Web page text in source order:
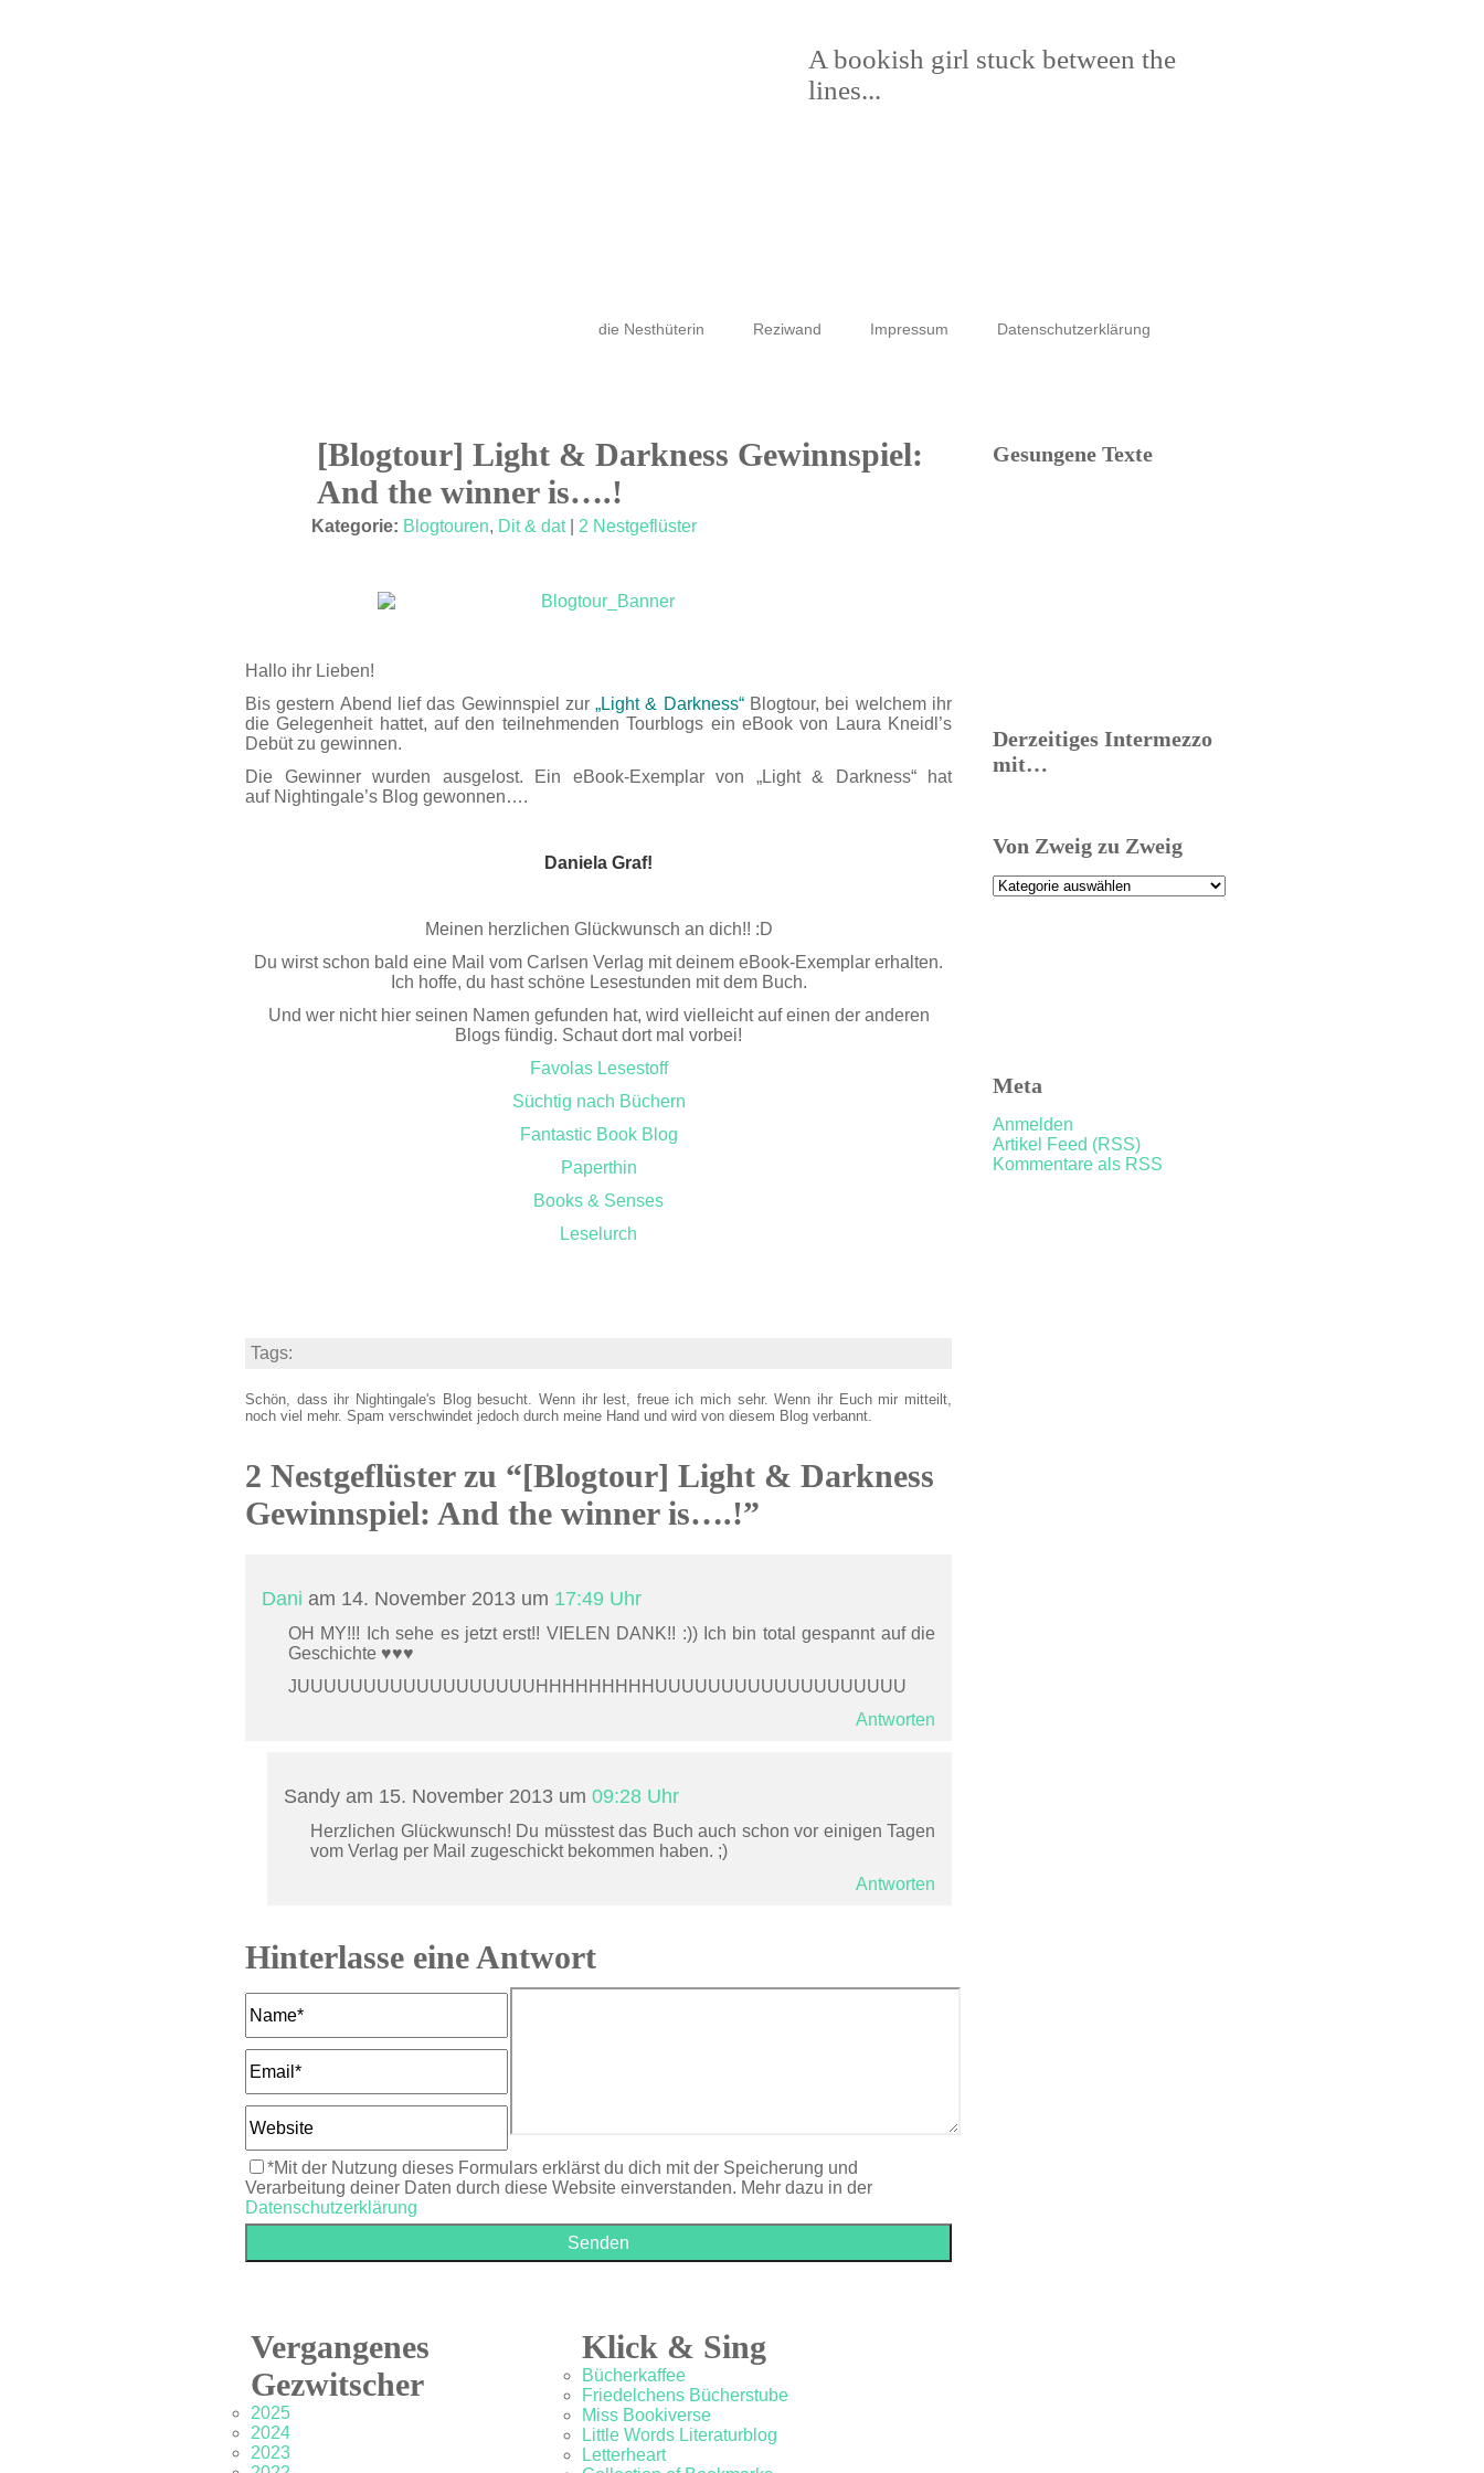
A bookish girl stuck between the
lines...
die Nesthüterin Reziwand Impressum Datenschutzerklärung
[Blogtour] Light & Darkness Gewinnspiel:
And the winner is….!
Kategorie: Blogtouren, Dit & dat| 2 Nestgeflüster
Hallo ihr Lieben!
Bis gestern Abend lief das Gewinnspiel zur„Light & Darkness“Blogtour, bei welchem ihr
die Gelegenheit hattet, auf den teilnehmenden Tourblogs ein eBook von Laura Kneidl’s
Debüt zu gewinnen.
Die Gewinner wurden ausgelost. Ein eBook-Exemplar von „Light & Darkness“ hat
auf Nightingale’s Blog gewonnen….
Daniela Graf!
Meinen herzlichen Glückwunsch an dich!! :D
Du wirst schon bald eine Mail vom Carlsen Verlag mit deinem eBook-Exemplar erhalten.
Ich hoffe, du hast schöne Lesestunden mit dem Buch.
Und wer nicht hier seinen Namen gefunden hat, wird vielleicht auf einen der anderen
Blogs fündig. Schaut dort mal vorbei!
Favolas Lesestoff
Süchtig nach Büchern
Fantastic Book Blog
Paperthin
Books & Senses
Leselurch
Tags:
Schön, dass ihr Nightingale's Blog besucht. Wenn ihr lest, freue ich mich sehr. Wenn ihr Euch mir mitteilt,
noch viel mehr. Spam verschwindet jedoch durch meine Hand und wird von diesem Blog verbannt.
2 Nestgeflüster zu “[Blogtour] Light & Darkness
Gewinnspiel: And the winner is….!”
Dani am 14. November 2013 um 17:49 Uhr
OH MY!!! Ich sehe es jetzt erst!! VIELEN DANK!! :)) Ich bin total gespannt auf die
Geschichte ♥♥♥
JUUUUUUUUUUUUUUUUUUHHHHHHHHHUUUUUUUUUUUUUUUUUUU
Antworten
Sandy am 15. November 2013 um 09:28 Uhr
Herzlichen Glückwunsch! Du müsstest das Buch auch schon vor einigen Tagen
vom Verlag per Mail zugeschickt bekommen haben. ;)
Antworten
Hinterlasse eine Antwort
*Mit der Nutzung dieses Formulars erklärst du dich mit der Speicherung und
Verarbeitung deiner Daten durch diese Website einverstanden. Mehr dazu in der
Datenschutzerklärung
Gesungene Texte
Derzeitiges Intermezzo
mit…
Von Zweig zu Zweig
Von
Meta
Anmelden
Artikel Feed (RSS)
Kommentare als RSS
Vergangenes
Gezwitscher
2025
2024
2023
Klick & Sing
Bücherkaffee
Friedelchens Bücherstube
Miss Bookiverse
Little Words Literaturblog
Letterheart